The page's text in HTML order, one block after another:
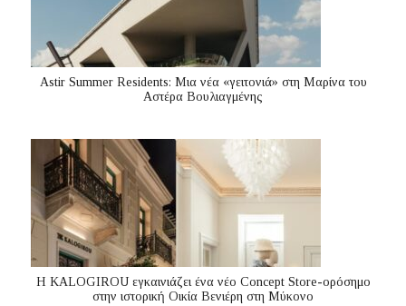
Astir Summer Residents: Μια νέα «γειτονιά» στη Μαρίνα του
Αστέρα Βουλιαγμένης
Η KALOGIROU εγκαινιάζει ένα νέο Concept Store-ορόσημο
στην ιστορική Οικία Βενιέρη στη Μύκονο